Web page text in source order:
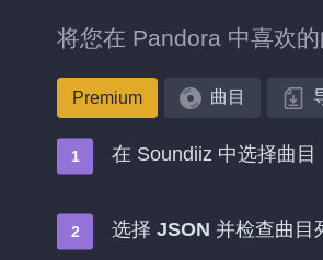
将您在 Pandora 中喜欢
Premium 曲目
在 Soundiiz 中选择曲目
选择 JSON 并检查曲目